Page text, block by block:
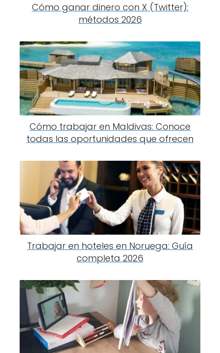
Cómo ganar dinero con X (Twitter):
métodos 2026
Cómo trabajar en Maldivas: Conoce
todas las oportunidades que ofrecen
Trabajar en hoteles en Noruega: Guía
completa 2026